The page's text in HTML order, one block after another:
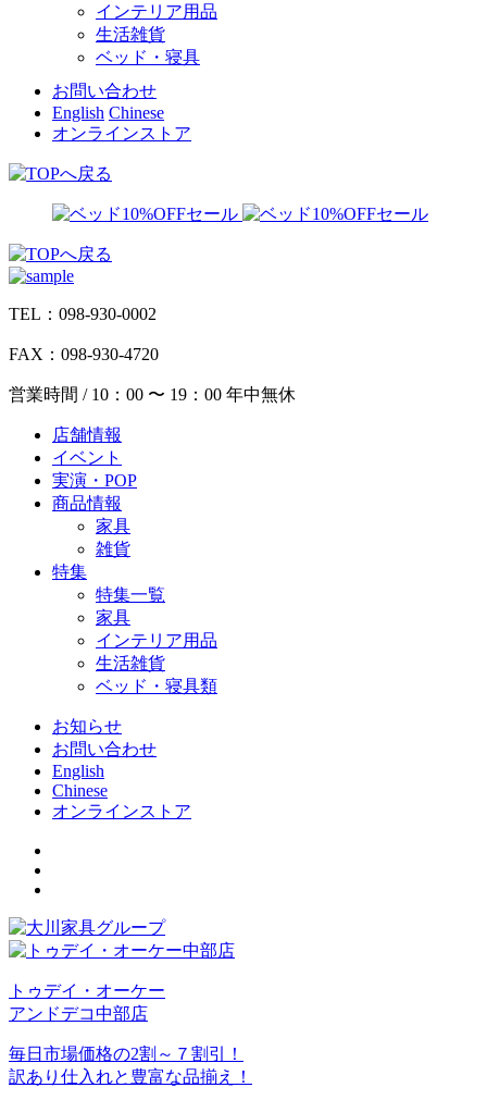
インテリア用品
生活雑貨
ベッド・寝具
お問い合わせ
English Chinese
オンラインストア
TEL：098-930-0002
FAX：098-930-4720
営業時間 / 10：00 〜 19：00 年中無休
店舗情報
イベント
実演・POP
商品情報
家具
雑貨
特集
特集一覧
家具
インテリア用品
生活雑貨
ベッド・寝具類
お知らせ
お問い合わせ
English
Chinese
オンラインストア
トゥデイ・オーケー
アンドデコ中部店
毎日市場価格の2割～７割引！
訳あり仕入れと豊富な品揃え！